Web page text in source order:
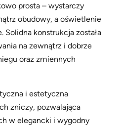
prosta – wystarczy
obudowy, a oświetlenie
Solidna konstrukcja została
na zewnątrz i dobrze
oraz zmiennych
i estetyczna
zniczy, pozwalająca
w elegancki i wygodny